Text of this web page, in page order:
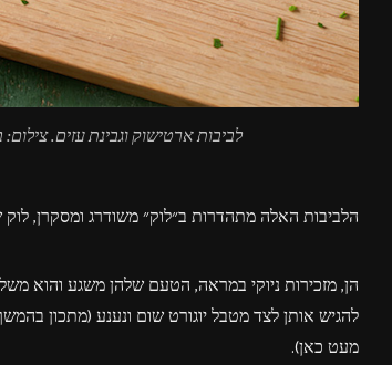
לביבות ארטישוק וגבינת עזים. צילום:
הלביבות האלה מתהדרות ב״לוק״ משודרג ומסקרן,
הן, מזכירות ניוקי במראה, הטעם שלהן משגע והוא
להגיש אותן לצד מטבל יוגורט שום ונענע (מתכון
מעט כאן).